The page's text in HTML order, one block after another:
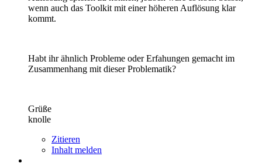
wenn auch das Toolkit mit einer höheren Auflösung klar
kommt.
Habt ihr ähnlich Probleme oder Erfahungen gemacht im
Zusammenhang mit dieser Problematik?
Grüße
knolle
Zitieren
Inhalt melden